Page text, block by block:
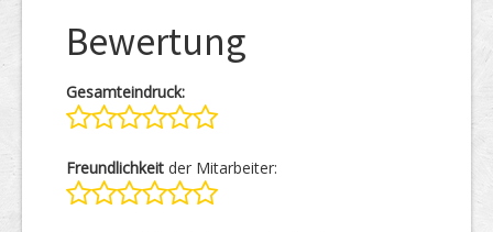
Bewertung
Gesamteindruck:
Freundlichkeit der Mitarbeiter: